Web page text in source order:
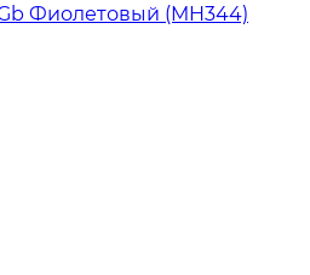
Фиолетовый (MH344)